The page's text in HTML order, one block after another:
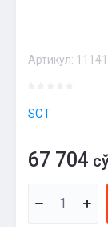
Артикул:
SCT
67 704